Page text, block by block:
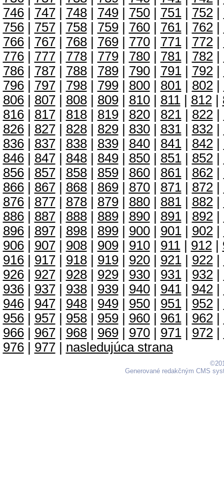
746| 747| 748| 749| 750| 751| 752|
756| 757| 758| 759| 760| 761| 762|
766| 767| 768| 769| 770| 771| 772|
776| 777| 778| 779| 780| 781| 782|
786| 787| 788| 789| 790| 791| 792|
796| 797| 798| 799| 800| 801| 802|
806| 807| 808| 809| 810| 811| 812|
816| 817| 818| 819| 820| 821| 822|
826| 827| 828| 829| 830| 831| 832|
836| 837| 838| 839| 840| 841| 842|
846| 847| 848| 849| 850| 851| 852|
856| 857| 858| 859| 860| 861| 862|
866| 867| 868| 869| 870| 871| 872|
876| 877| 878| 879| 880| 881| 882|
886| 887| 888| 889| 890| 891| 892|
896| 897| 898| 899| 900| 901| 902|
906| 907| 908| 909| 910| 911| 912|
916| 917| 918| 919| 920| 921| 922|
926| 927| 928| 929| 930| 931| 932|
936| 937| 938| 939| 940| 941| 942|
946| 947| 948| 949| 950| 951| 952|
956| 957| 958| 959| 960| 961| 962|
966| 967| 968| 969| 970| 971| 972|
976| 977| nasledujúca strana
Generované redakčným CMS